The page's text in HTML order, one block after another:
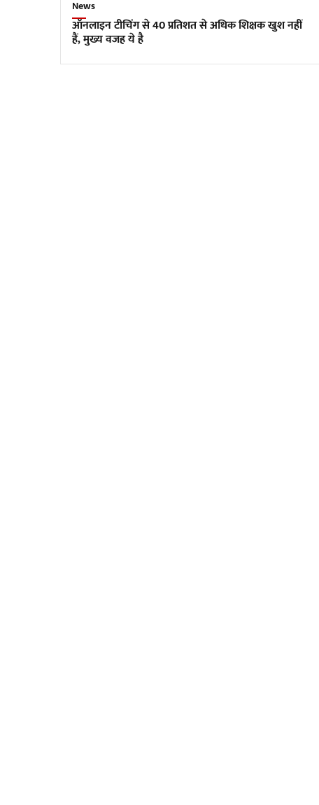
News
ऑनलाइन टीचिंग से 40 प्रतिशत से अधिक शिक्षक खुश नहीं
हैं, मुख्य वजह ये है